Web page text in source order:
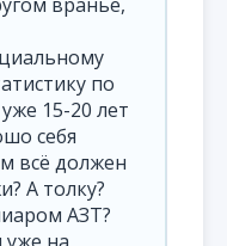
по
15-20 лет
себя
всё должен
А толку?
АЗТ?